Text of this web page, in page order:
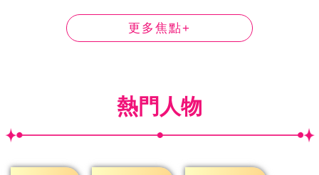
更多焦點+
熱門人物